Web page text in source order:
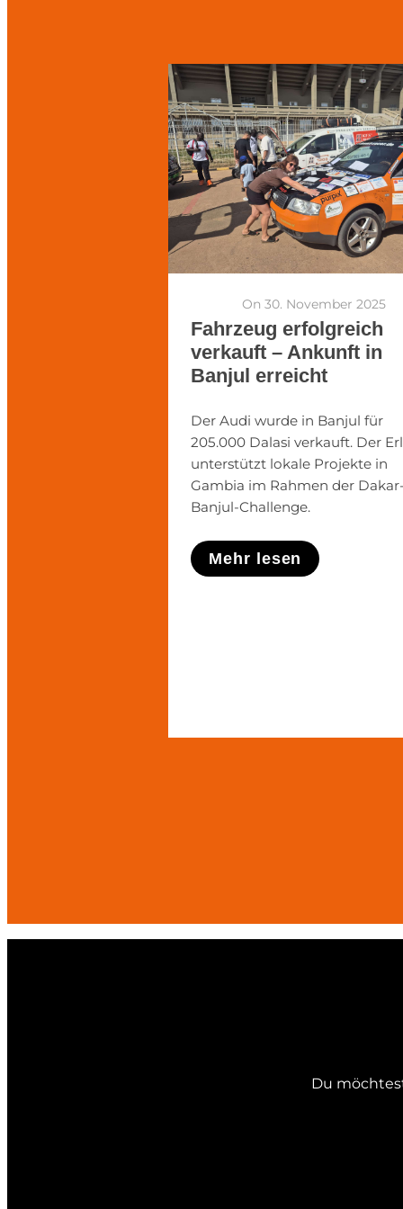
On 30. November 2025
Fahrzeug erfolgreich
verkauft – Ankunft in
Banjul erreicht
Der Audi wurde in Banjul für
205.000 Dalasi verkauft. Der
unterstützt lokale Projekte in
Gambia im Rahmen der
Banjul-Challenge.
Mehr lesen
Du